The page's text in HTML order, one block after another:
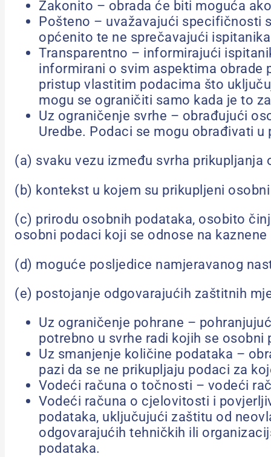
Zakonito – obrada će biti moguća
Pošteno – uvažavajući specifičnosti
općenito te ne sprečavajući
Transparentno – informirajući
informirani o svim aspektima obrade
pristup vlastitim podacima što
mogu se ograničiti samo kada je to
Uz ograničenje svrhe – obrađujući
Uredbe. Podaci se mogu obrađivati
(a) svaku vezu između svrha
(b) kontekst u kojem su prikupljeni
(c) prirodu osobnih podataka, osobito
osobni podaci koji se odnose na
(d) moguće posljedice namjeravanog
(e) postojanje odgovarajućih zaštitnih
Uz ograničenje pohrane –
potrebno u svrhe radi kojih se
Uz smanjenje količine podataka –
pazi da se ne prikupljaju podaci za
Vodeći računa o točnosti – vodeći
Vodeći računa o cjelovitosti i
podataka, uključujući zaštitu od
odgovarajućih tehničkih ili
podataka.